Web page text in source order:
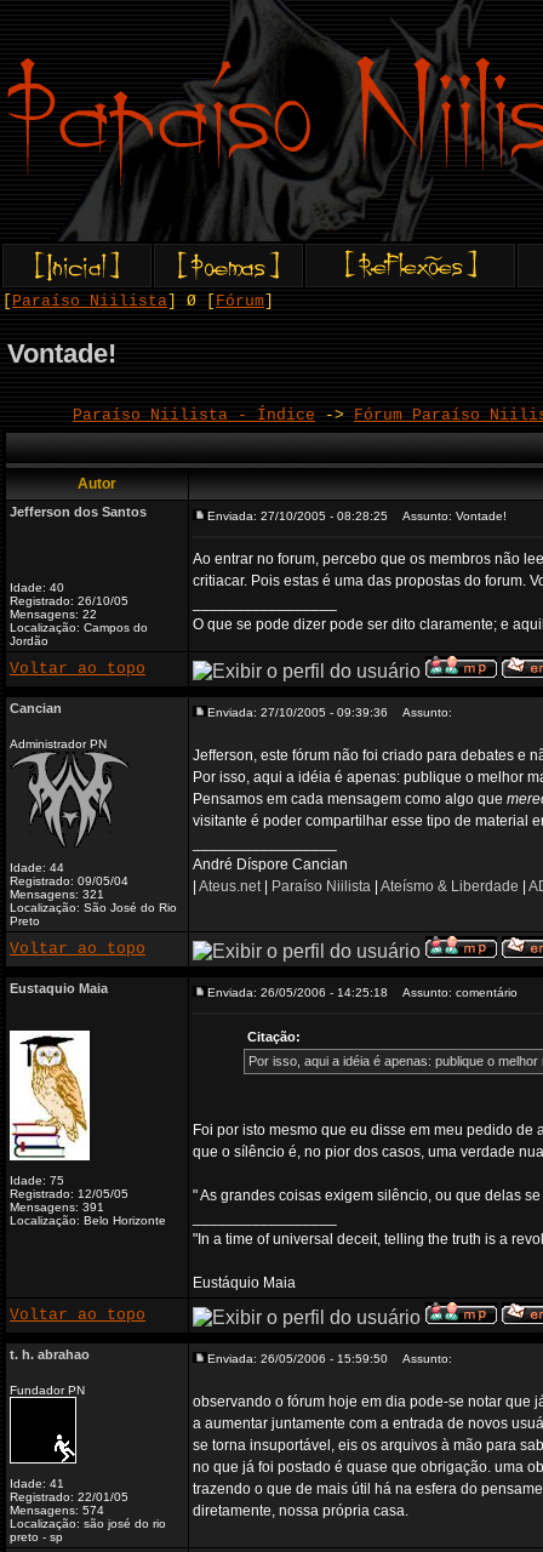
Paraíso Niilista ] Ø [ Fórum
Vontade!
Paraíso Niilista - Índice -> Fórum Paraíso
Autor
Jefferson dos Santos
Idade: 40
Registrado: 26/10/05
Mensagens: 22
Localização: Campos do
Jordão
Enviada: 27/10/2005 - 08:28:25 Assunto: Vontade!
Ao entrar no forum, percebo que os membros não
critiacar. Pois estas é uma das propostas do forum.
O que se pode dizer pode ser dito claramente; e
Voltar ao topo
Cancian
Administrador PN
Idade: 44
Registrado: 09/05/04
Mensagens: 321
Localização: São José do Rio
Preto
Enviada: 27/10/2005 - 09:39:36 Assunto:
Jefferson, este fórum não foi criado para debates e
Por isso, aqui a idéia é apenas: publique o melhor
Pensamos em cada mensagem como algo que
visitante é poder compartilhar esse tipo de material
André Díspore Cancian
Ateus.net| Paraíso Niilista Ateísmo & Liberdade
Voltar ao topo
Eustaquio Maia
Idade: 75
Registrado: 12/05/05
Mensagens: 391
Localização: Belo Horizonte
Enviada: 26/05/2006 - 14:25:18 Assunto: comentário
Citação:
Por isso, aqui a idéia é apenas: publique o
Foi por isto mesmo que eu disse em meu pedido
que o sílêncio é, no pior dos casos, uma verdade
" As grandes coisas exigem silêncio, ou que delas
"In a time of universal deceit, telling the truth is a
Eustáquio Maia
Voltar ao topo
t. h. abrahao
Fundador PN
Idade: 41
Registrado: 22/01/05
Mensagens: 574
Localização: são josé do rio
preto - sp
Enviada: 26/05/2006 - 15:59:50 Assunto:
observando o fórum hoje em dia pode-se notar que
a aumentar juntamente com a entrada de novos
se torna insuportável, eis os arquivos à mão para
no que já foi postado é quase que obrigação. uma
trazendo o que de mais útil há na esfera do
diretamente, nossa própria casa.